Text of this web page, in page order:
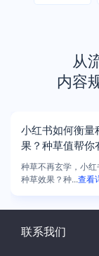
从
内容
小红书如何衡量
果？种草值帮你
KOL
种草不再玄学，小
种草效果？种...查看
联系我们